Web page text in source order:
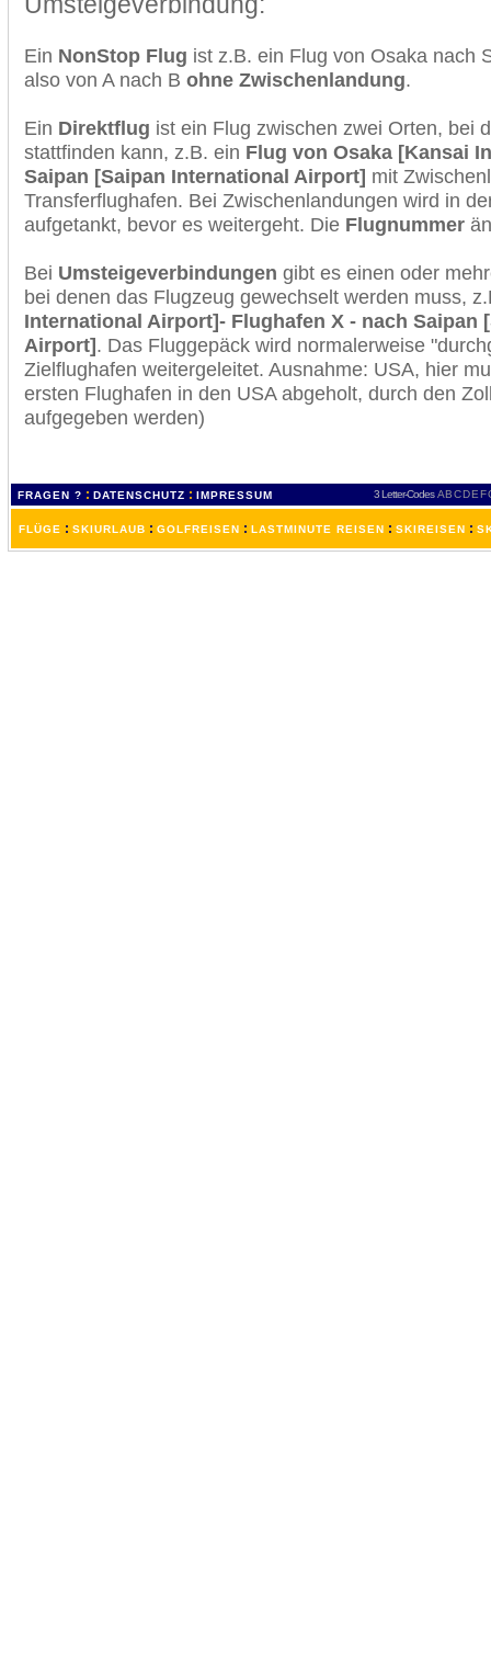
Ein NonStop Flug ist z.B. ein Flug von Osaka nach
also von A nach B ohne Zwischenlandung.
Ein Direktflug ist ein Flug zwischen zwei Orten, bei
stattfinden kann, z.B. ein Flug von Osaka [Kansai
Saipan [Saipan International Airport] mit
Transferflughafen. Bei Zwischenlandungen wird in
aufgetankt, bevor es weitergeht. Die Flugnummer
Bei Umsteigeverbindungen gibt es einen oder
bei denen das Flugzeug gewechselt werden muss,
International Airport]- Flughafen X - nach Saipan
Airport]. Das Fluggepäck wird normalerweise
Zielflughafen weitergeleitet. Ausnahme: USA, hier
ersten Flughafen in den USA abgeholt, durch den
aufgegeben werden)
FRAGEN ? : DATENSCHUTZ : IMPRESSUM 3 Letter-Codes ABCDEF
FLÜGE : SKIURLAUB : GOLFREISEN : LASTMINUTE REISEN : SKIREISEN :